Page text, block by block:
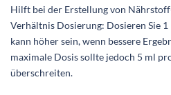
Hilft bei der Erstellung von
Verhältnis Dosierung: Dosieren Sie
kann höher sein, wenn bessere
maximale Dosis sollte jedoch 5 ml
überschreiten.